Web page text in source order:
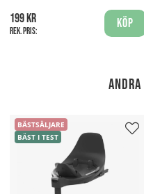
199 kr
Rek. pris:
Köp
BÄSTSÄLJARE
BÄST I TEST